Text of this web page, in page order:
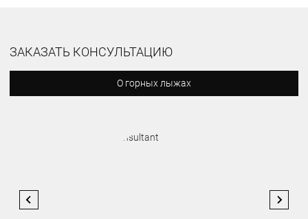
ЗАКАЗАТЬ КОНСУЛЬТАЦИЮ
О горных лыжах